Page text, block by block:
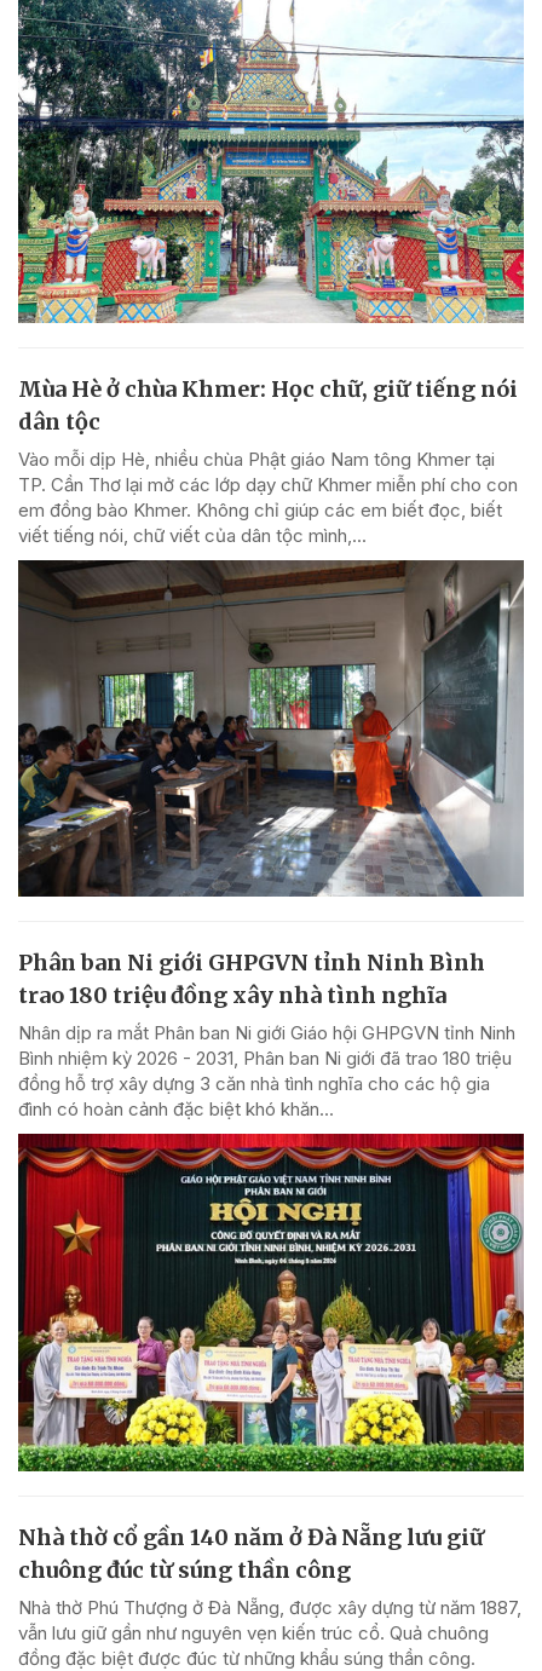
Mùa Hè ở chùa Khmer: Học chữ, giữ tiếng nói
dân tộc
Vào mỗi dịp Hè, nhiều chùa Phật giáo Nam tông Khmer tại
TP. Cần Thơ lại mở các lớp dạy chữ Khmer miễn phí cho con
em đồng bào Khmer. Không chỉ giúp các em biết đọc, biết
viết tiếng nói, chữ viết của dân tộc mình,...
Phân ban Ni giới GHPGVN tỉnh Ninh Bình
trao 180 triệu đồng xây nhà tình nghĩa
Nhân dịp ra mắt Phân ban Ni giới Giáo hội GHPGVN tỉnh Ninh
Bình nhiệm kỳ 2026 - 2031, Phân ban Ni giới đã trao 180 triệu
đồng hỗ trợ xây dựng 3 căn nhà tình nghĩa cho các hộ gia
đình có hoàn cảnh đặc biệt khó khăn...
Nhà thờ cổ gần 140 năm ở Đà Nẵng lưu giữ
chuông đúc từ súng thần công
Nhà thờ Phú Thượng ở Đà Nẵng, được xây dựng từ năm 1887,
vẫn lưu giữ gần như nguyên vẹn kiến trúc cổ. Quả chuông
đồng đặc biệt được đúc từ những khẩu súng thần công.